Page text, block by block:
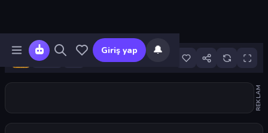
Giriş yap 🔔
62
REKLAM